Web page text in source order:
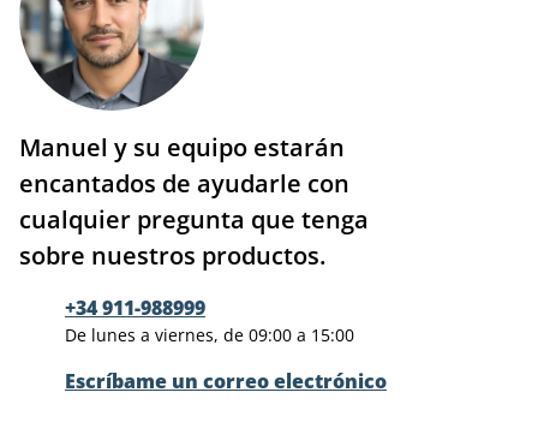
Manuel y su equipo estarán
encantados de ayudarle con
cualquier pregunta que tenga
sobre nuestros productos.
+34 911-988999
De lunes a viernes, de 09:00 a 15:00
Escríbame un correo electrónico